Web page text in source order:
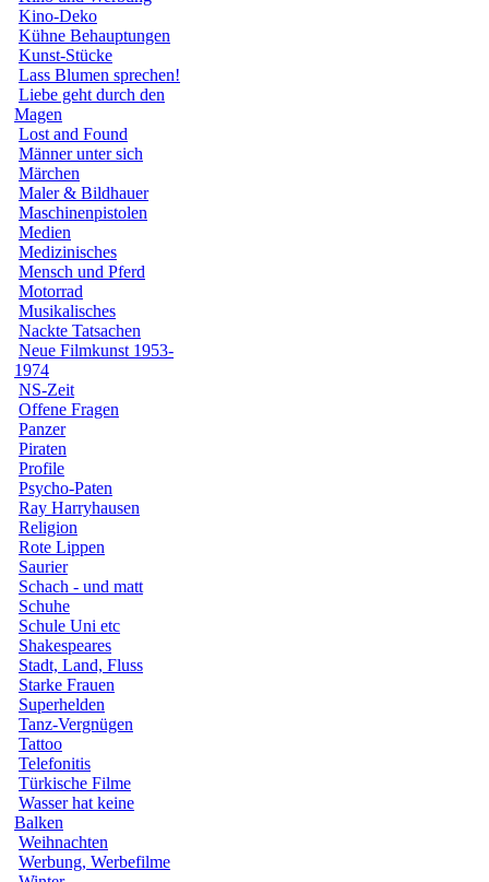
Kino-Deko
Kühne Behauptungen
Kunst-Stücke
Lass Blumen sprechen!
Liebe geht durch den
Magen
Lost and Found
Männer unter sich
Märchen
Maler & Bildhauer
Maschinenpistolen
Medien
Medizinisches
Mensch und Pferd
Motorrad
Musikalisches
Nackte Tatsachen
Neue Filmkunst 1953-
1974
NS-Zeit
Offene Fragen
Panzer
Piraten
Profile
Psycho-Paten
Ray Harryhausen
Religion
Rote Lippen
Saurier
Schach - und matt
Schuhe
Schule Uni etc
Shakespeares
Stadt, Land, Fluss
Starke Frauen
Superhelden
Tanz-Vergnügen
Tattoo
Telefonitis
Türkische Filme
Wasser hat keine
Balken
Weihnachten
Werbung, Werbefilme